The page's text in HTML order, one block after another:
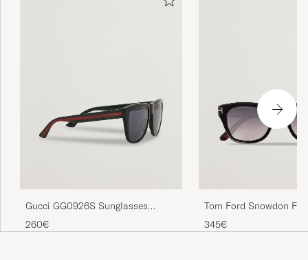
Gucci GG0926S Sunglasses
Black/Green
260€
Tom Ford Snowdon
Sunglasses Black
345€